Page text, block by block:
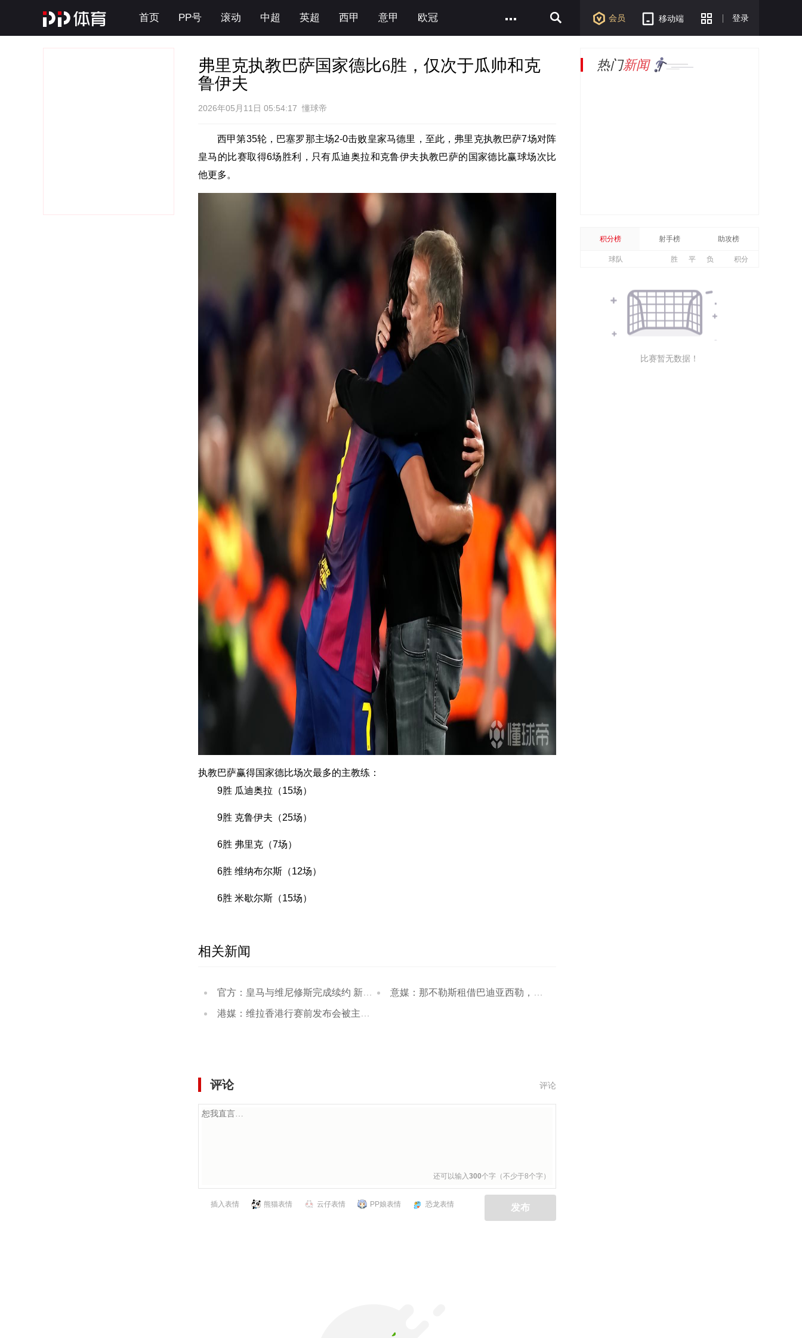
首页 PP号 滚动 中超 英超 西甲 意甲 欧冠 会员 移动端 登录
弗里克执教巴萨国家德比6胜，仅次于瓜帅和克
鲁伊夫
2026年05月11日 05:54:17 懂球帝
西甲第35轮，巴塞罗那主场2-0击败皇家马德里，至此，弗里克执教巴萨7场对阵
皇马的比赛取得6场胜利，只有瓜迪奥拉和克鲁伊夫执教巴萨的国家德比赢球场次比
他更多。
执教巴萨赢得国家德比场次最多的主教练：
9胜 瓜迪奥拉（15场）
9胜 克鲁伊夫（25场）
6胜 弗里克（7场）
6胜 维纳布尔斯（12场）
6胜 米歇尔斯（15场）
相关新闻
官方：皇马与维尼修斯完成续约 新合同至2032年 意媒：那不勒斯租借巴迪亚西勒，附2150万欧买断权
港媒：维拉香港行赛前发布会被主办方在前一天无理由取消
评论 评论
还可以输入300个字（不少于8个字）
发布
插入表情 熊猫表情 云仔表情 PP娘表情 恐龙表情
热门新闻
积分榜 射手榜 助攻榜
球队 胜 平 负 积分
比赛暂无数据！